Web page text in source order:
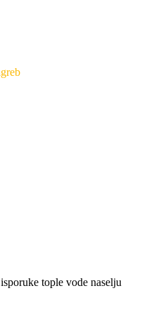
tople vode naselju